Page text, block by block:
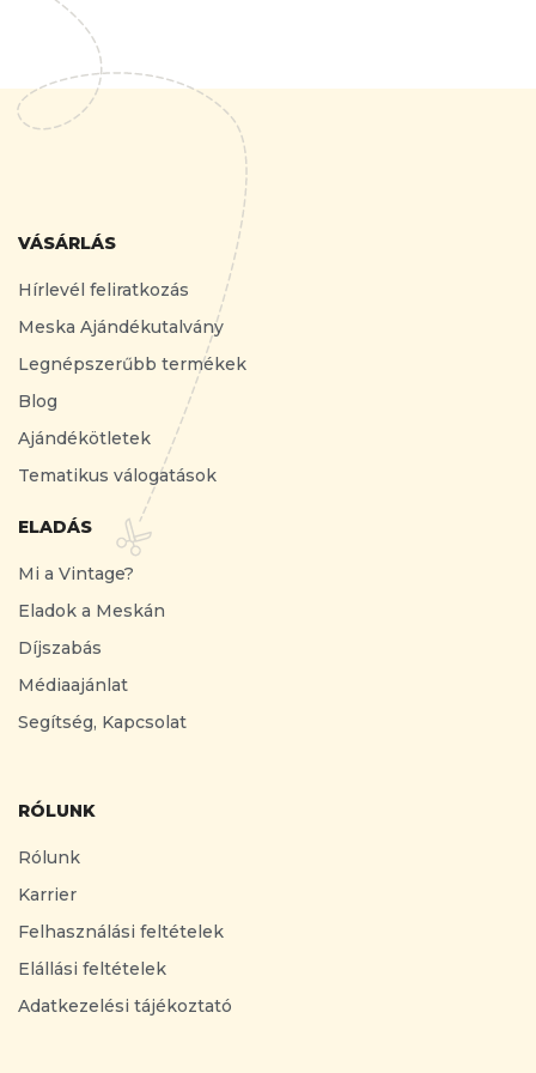
VÁSÁRLÁS
Hírlevél feliratkozás
Meska Ajándékutalvány
Legnépszerűbb termékek
Blog
Ajándékötletek
Tematikus válogatások
ELADÁS
Mi a Vintage?
Eladok a Meskán
Díjszabás
Médiaajánlat
Segítség, Kapcsolat
RÓLUNK
Rólunk
Karrier
Felhasználási feltételek
Elállási feltételek
Adatkezelési tájékoztató